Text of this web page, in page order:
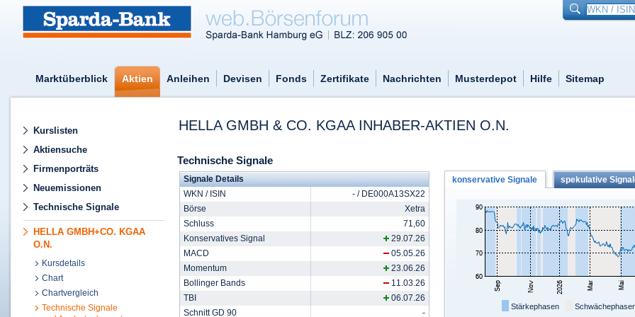
Marktüberblick Aktien Anleihen Devisen Fonds Zertifikate Nachrichten Musterdepot Hilfe Sitemap
Kurslisten
Aktiensuche
Firmenporträts
Neuemissionen
Technische Signale
HELLA GMBH+CO. KGAA
O.N.
Kursdetails
Chart
Chartvergleich
Technische Signale
HELLA GMBH & CO. KGAA INHABER-AKTIEN O.N.
Technische Signale
Signale Details
WKN / ISIN
- / DE000A13SX22
Börse
Xetra
Schluss
71,60
Konservatives Signal
29.07.26
MACD
05.05.26
Momentum
23.06.26
Bollinger Bands
11.03.26
TBI
06.07.26
Schnitt GD 90
-
konservative Signale spekulative
Stärkephasen